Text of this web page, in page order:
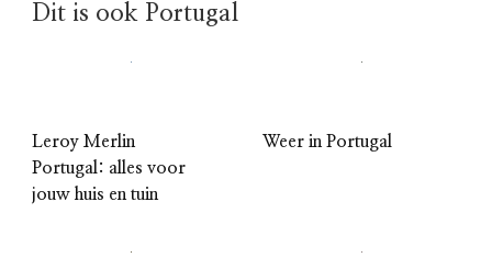
Dit is ook Portugal
Leroy Merlin
Portugal: alles voor
jouw huis en tuin
Weer in Portugal